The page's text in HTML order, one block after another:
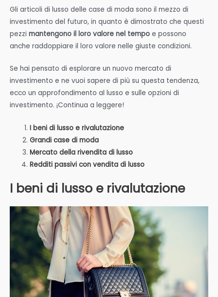
Gli articoli di lusso delle case di moda sono il mezzo di
investimento del futuro, in quanto è dimostrato che questi
pezzi mantengono il loro valore nel tempo e possono
anche raddoppiare il loro valore nelle giuste condizioni.
Se hai pensato di esplorare un nuovo mercato di
investimento e ne vuoi sapere di più su questa tendenza,
ecco un approfondimento al lusso e sulle opzioni di
investimento. ¡Continua a leggere!
I beni di lusso e rivalutazione
Grandi case di moda
Mercato della rivendita di lusso
Redditi passivi con vendita di lusso
I beni di lusso e rivalutazione